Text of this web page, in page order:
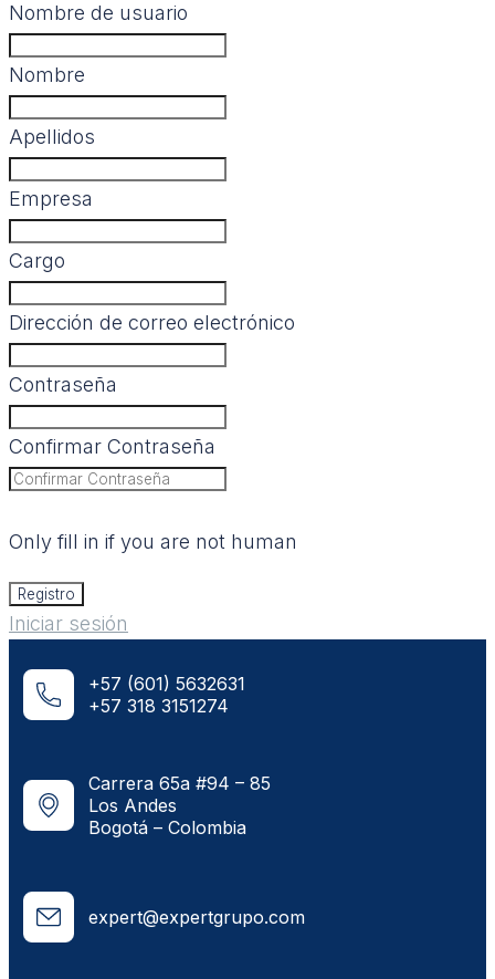
Nombre de usuario
Nombre
Apellidos
Empresa
Cargo
Dirección de correo electrónico
Contraseña
Confirmar Contraseña
Only fill in if you are not human
Iniciar sesión
+57 (601) 5632631
+57 318 3151274
Carrera 65a #94 – 85
Los Andes
Bogotá – Colombia
expert@expertgrupo.com